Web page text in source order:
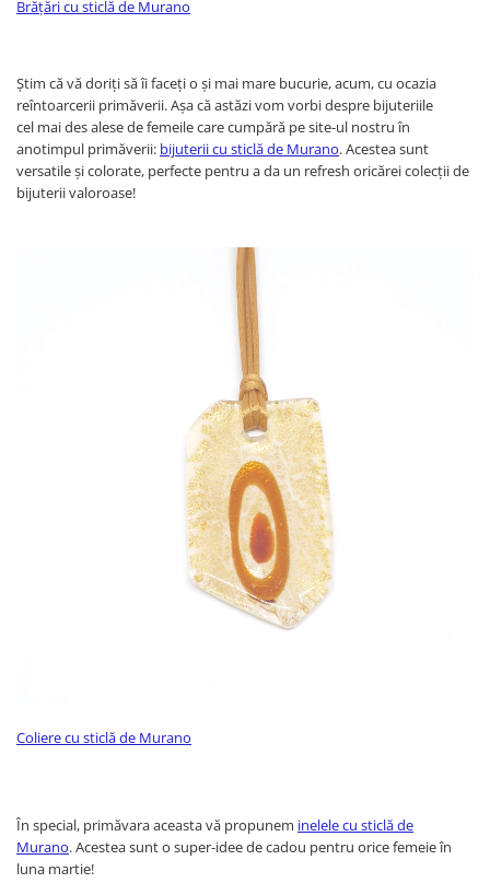
Brățări cu sticlă de Murano
Știm că vă doriți să îi faceți o și mai mare bucurie, acum, cu ocazia
reîntoarcerii primăverii. Așa că astăzi vom vorbi despre bijuteriile
cel mai des alese de femeile care cumpără pe site-ul nostru în
anotimpul primăverii: bijuterii cu sticlă de Murano. Acestea sunt
versatile și colorate, perfecte pentru a da un refresh oricărei colecții de
bijuterii valoroase!
Coliere cu sticlă de Murano
În special, primăvara aceasta vă propunem inelele cu sticlă de
Murano. Acestea sunt o super-idee de cadou pentru orice femeie în
luna martie!